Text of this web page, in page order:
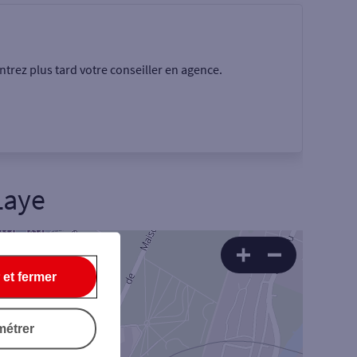
Rechercher
plus tard votre conseiller en agence.
fermer